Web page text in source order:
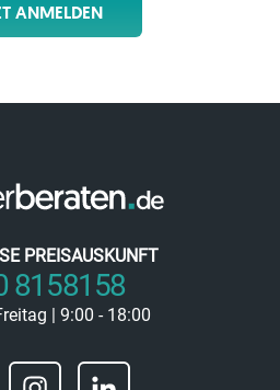
ANMELDEN
PREISAUSKUNFT
8158158
| 9:00 - 18:00